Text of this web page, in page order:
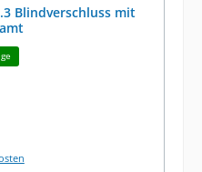
Blindverschluss mit